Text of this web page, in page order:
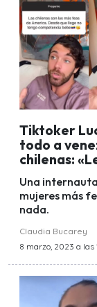
Tiktoker
todo a
chilenas:
Una
mujeres más
nada.
Claudia Bucarey
8 marzo, 2023 a las